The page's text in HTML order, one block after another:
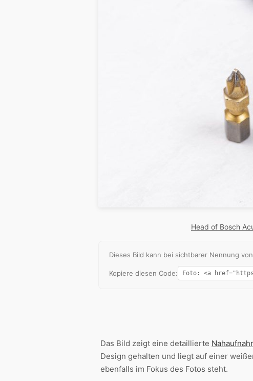
Head of Bosch
Dieses Bild kann bei sichtbarer Nennung
Kopiere diesen Code:
Das Bild zeigt eine detaillierte
Design gehalten und liegt auf einer
ebenfalls im Fokus des Fotos steht.